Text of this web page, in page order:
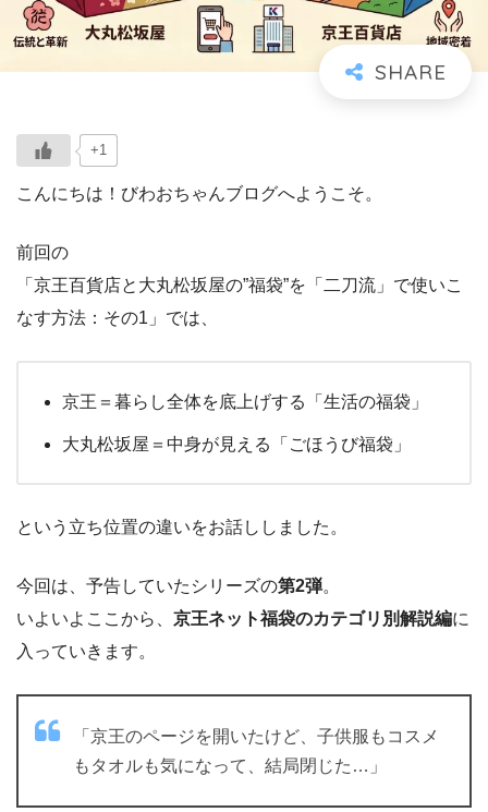
+1
こんにちは！びわおちゃんブログへようこそ。
前回の
「京王百貨店と大丸松坂屋の”福袋”を「二刀流」で使いこ
なす方法：その1」では、
京王＝暮らし全体を底上げする「生活の福袋」
大丸松坂屋＝中身が見える「ごほうび福袋」
という立ち位置の違いをお話ししました。
今回は、予告していたシリーズの第2弾。
いよいよここから、 京王ネット福袋のカテゴリ別解説編に
入っていきます。
「京王のページを開いたけど、子供服もコスメ
もタオルも気になって、結局閉じた…」